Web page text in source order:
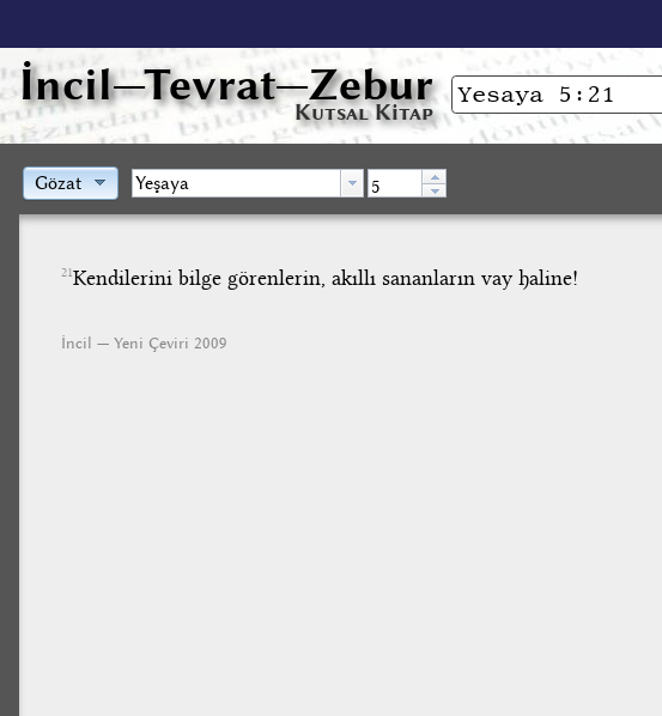
İncil—Tevrat—Zebur
Kutsal Kitap
Gözat
21Kendilerini bilge görenlerin, akıllı sananların vay haline!
İncil — Yeni Çeviri 2009